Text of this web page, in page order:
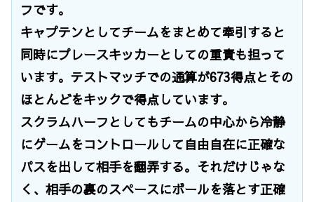
フです。
キャプテンとしてチームをまとめて牽引すると
同時にプレースキッカーとしての重責も担って
います。テストマッチでの通算が673得点とその
ほとんどをキックで得点しています。
スクラムハーフとしてもチームの中心から冷静
にゲームをコントロールして自由自在に正確な
パスを出して相手を翻弄する。それだけじゃな
く、相手の裏のスペースにボールを落とす正確